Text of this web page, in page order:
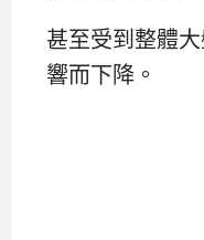
甚至受到整體
響而下降。